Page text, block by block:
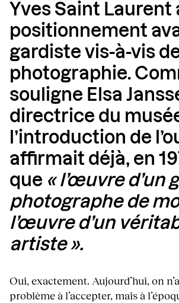
Yves Saint Laurent
positionnement
gardiste vis-à-vis
photographie.
souligne Elsa
directrice du
l’introduction de
affirmait déjà, en
que « l’œuvre d’un
photographe de
l’œuvre d’un
artiste ».
Oui, exactement. Aujourd’hui, on
problème à l’accepter, mais à